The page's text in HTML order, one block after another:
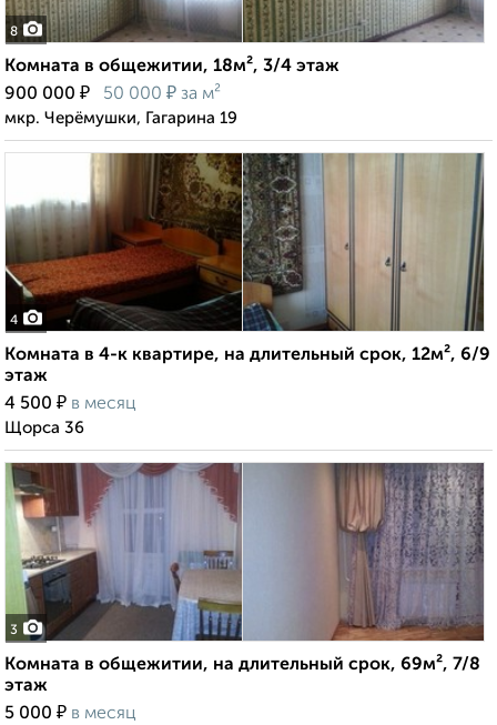
8
Комната в общежитии, 18м², 3/4 этаж
900 000 ₽ 50 000 ₽ за м²
мкр. Черёмушки, Гагарина 19
4
Комната в 4-к квартире, на длительный срок, 12м², 6/9
этаж
4 500 ₽ в месяц
Щорса 36
3
Комната в общежитии, на длительный срок, 69м², 7/8
этаж
5 000 ₽ в месяц